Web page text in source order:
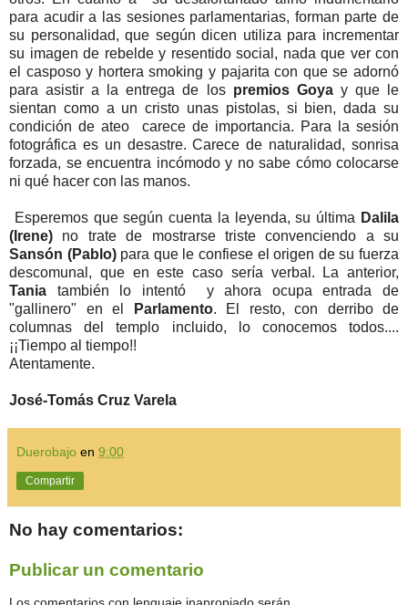
para acudir a las sesiones parlamentarias, forman parte de
su personalidad, que según dicen utiliza para incrementar
su imagen de rebelde y resentido social, nada que ver con
el casposo y hortera smoking y pajarita con que se adornó
para asistir a la entrega de los premios Goyay que le
sientan como a un cristo unas pistolas, si bien, dada su
condición de ateo carece de importancia. Para la sesión
fotográfica es un desastre. Carece de naturalidad, sonrisa
forzada, se encuentra incómodo y no sabe cómo colocarse
ni qué hacer con las manos.
Esperemos que según cuenta la leyenda, su última Dalila
(Irene) no trate de mostrarse triste convenciendo a su
Sansón (Pablo)para que le confiese el origen de su fuerza
descomunal, que en este caso sería verbal. La anterior,
Tania también lo intentó y ahora ocupa entrada de
"gallinero" en el
Parlamento. El resto, con derribo de
columnas del templo incluido, lo conocemos todos....
¡¡Tiempo al tiempo!!
Atentamente.
José-Tomás Cruz Varela
Duerobajo en 9:00
Compartir
No hay comentarios:
Publicar un comentario